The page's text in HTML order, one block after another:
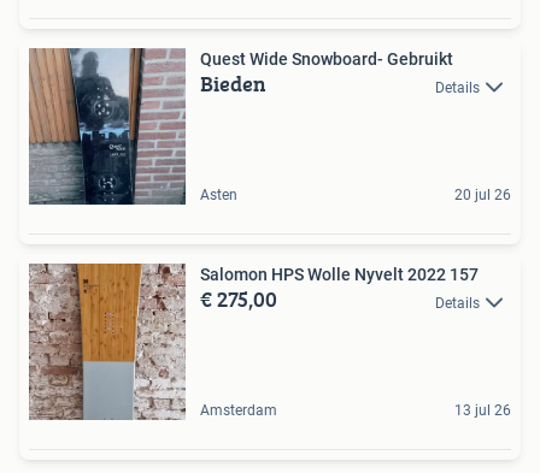
Quest Wide Snowboard- Gebruikt
Bieden Details
Asten 20 jul 26
Salomon HPS Wolle Nyvelt 2022 157
€ 275,00 Details
Amsterdam 13 jul 26